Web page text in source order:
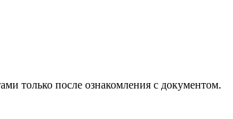
только после ознакомления с документом.